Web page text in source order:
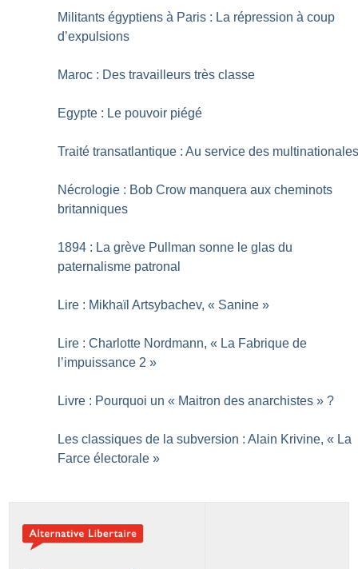
Militants égyptiens à Paris : La répression à coup
d’expulsions
Maroc : Des travailleurs très classe
Egypte : Le pouvoir piégé
Traité transatlantique : Au service des
Nécrologie : Bob Crow manquera aux cheminots
britanniques
1894 : La grève Pullman sonne le glas du
paternalisme patronal
Lire : Mikhaïl Artsybachev, « Sanine »
Lire : Charlotte Nordmann, « La Fabrique de
l’impuissance 2 »
Livre : Pourquoi un « Maitron des anarchistes » ?
Les classiques de la subversion : Alain Krivine, « La
Farce électorale »